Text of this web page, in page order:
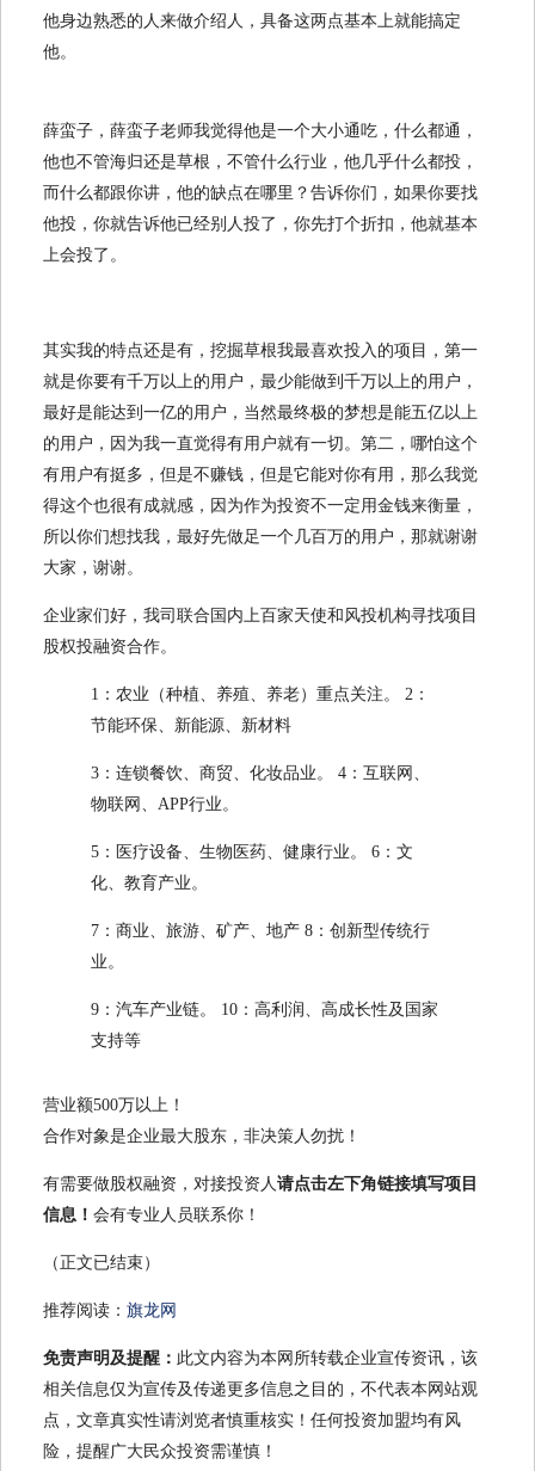
他身边熟悉的人来做介绍人，具备这两点基本上就能搞定
他。
薛蛮子，薛蛮子老师我觉得他是一个大小通吃，什么都通，
他也不管海归还是草根，不管什么行业，他几乎什么都投，
而什么都跟你讲，他的缺点在哪里？告诉你们，如果你要找
他投，你就告诉他已经别人投了，你先打个折扣，他就基本
上会投了。
其实我的特点还是有，挖掘草根我最喜欢投入的项目，第一
就是你要有千万以上的用户，最少能做到千万以上的用户，
最好是能达到一亿的用户，当然最终极的梦想是能五亿以上
的用户，因为我一直觉得有用户就有一切。第二，哪怕这个
有用户有挺多，但是不赚钱，但是它能对你有用，那么我觉
得这个也很有成就感，因为作为投资不一定用金钱来衡量，
所以你们想找我，最好先做足一个几百万的用户，那就谢谢
大家，谢谢。
企业家们好，我司联合国内上百家天使和风投机构寻找项目
股权投融资合作。
1：农业（种植、养殖、养老）重点关注。 2：
节能环保、新能源、新材料
3：连锁餐饮、商贸、化妆品业。 4：互联网、
物联网、APP行业。
5：医疗设备、生物医药、健康行业。 6：文
化、教育产业。
7：商业、旅游、矿产、地产 8：创新型传统行
业。
9：汽车产业链。 10：高利润、高成长性及国家
支持等
营业额500万以上！
合作对象是企业最大股东，非决策人勿扰！
有需要做股权融资，对接投资人 请点击左下角链接填写项目
信息！ 会有专业人员联系你！
（正文已结束）
推荐阅读： 旗龙网
免责声明及提醒： 此文内容为本网所转载企业宣传资讯，该
相关信息仅为宣传及传递更多信息之目的，不代表本网站观
点，文章真实性请浏览者慎重核实！任何投资加盟均有风
险，提醒广大民众投资需谨慎！